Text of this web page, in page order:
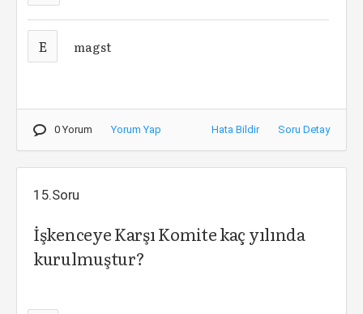
E magst
0 Yorum Yorum Yap Hata Bildir Soru Detay
15.Soru
İşkenceye Karşı Komite kaç yılında
kurulmuştur?